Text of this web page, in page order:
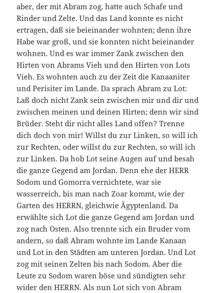
aber, der mit Abram zog, hatte auch Schafe und
Rinder und Zelte. Und das Land konnte es nicht
ertragen, daß sie beieinander wohnten; denn ihre
Habe war groß, und sie konnten nicht beieinander
wohnen. Und es war immer Zank zwischen den
Hirten von Abrams Vieh und den Hirten von Lots
Vieh. Es wohnten auch zu der Zeit die Kanaaniter
und Perisiter im Lande. Da sprach Abram zu Lot:
Laß doch nicht Zank sein zwischen mir und dir und
zwischen meinen und deinen Hirten; denn wir sind
Brüder. Steht dir nicht alles Land offen? Trenne
dich doch von mir! Willst du zur Linken, so will ich
zur Rechten, oder willst du zur Rechten, so will ich
zur Linken. Da hob Lot seine Augen auf und besah
die ganze Gegend am Jordan. Denn ehe der HERR
Sodom und Gomorra vernichtete, war sie
wasserreich, bis man nach Zoar kommt, wie der
Garten des HERRN, gleichwie Ägyptenland. Da
erwählte sich Lot die ganze Gegend am Jordan und
zog nach Osten. Also trennte sich ein Bruder vom
andern, so daß Abram wohnte im Lande Kanaan
und Lot in den Städten am unteren Jordan. Und Lot
zog mit seinen Zelten bis nach Sodom. Aber die
Leute zu Sodom waren böse und sündigten sehr
wider den HERRN. Als nun Lot sich von Abram